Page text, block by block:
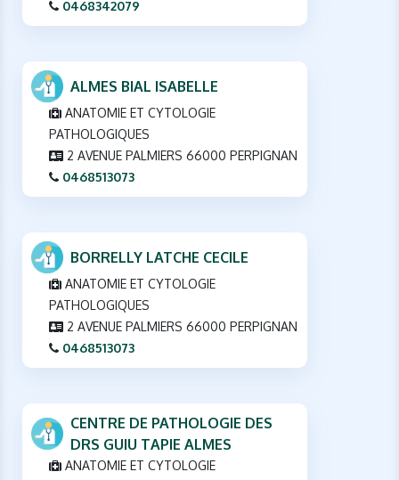
0468342079
ALMES BIAL ISABELLE
ANATOMIE ET CYTOLOGIE
PATHOLOGIQUES
2 AVENUE PALMIERS 66000 PERPIGNAN
0468513073
BORRELLY LATCHE CECILE
ANATOMIE ET CYTOLOGIE
PATHOLOGIQUES
2 AVENUE PALMIERS 66000 PERPIGNAN
0468513073
CENTRE DE PATHOLOGIE DES
DRS GUIU TAPIE ALMES
ANATOMIE ET CYTOLOGIE